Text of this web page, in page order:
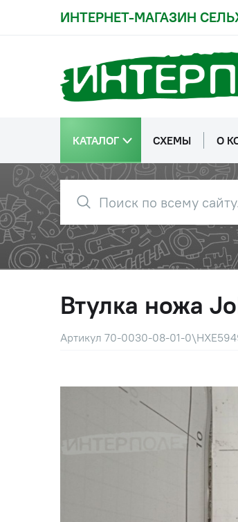
ИНТЕРНЕТ-МАГАЗИН
КАТАЛОГ СХЕМЫ О
Втулка ножа
Артикул 70-0030-08-01-